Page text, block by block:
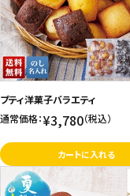
プティ洋菓子バラエティ
通常価格：¥3,780（税込）
カートに入れる